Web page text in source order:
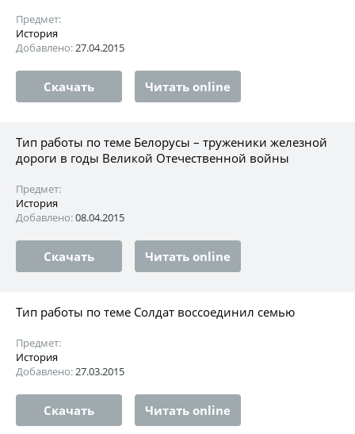
Предмет:
История
Добавлено:27.04.2015
Скачать Читать online
Тип работы по теме Белорусы – труженики железной
дороги в годы Великой Отечественной войны
Предмет:
История
Добавлено:08.04.2015
Скачать Читать online
Тип работы по теме Солдат воссоединил семью
Предмет:
История
Добавлено:27.03.2015
Скачать Читать online